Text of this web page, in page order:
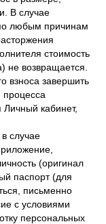
В случае
любым причинам
стоимость
не возвращается.
завершить
процесса
Личный кабинет,
случае
(оригинал
паспорт (для
письменно
с условиями
персональных